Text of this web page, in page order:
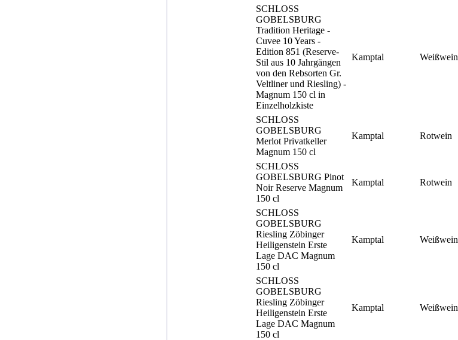
SCHLOSS
GOBELSBURG
Tradition Heritage -
Cuvee 10 Years -
Edition 851 (Reserve-
Stil aus 10 Jahrgängen
von den Rebsorten Gr.
Veltliner und Riesling) -
Magnum 150 cl in
Einzelholzkiste
Kamptal Weißwein
SCHLOSS
GOBELSBURG
Merlot Privatkeller
Magnum 150 cl
Kamptal Rotwein
SCHLOSS
GOBELSBURG Pinot
Noir Reserve Magnum
150 cl
Kamptal Rotwein
SCHLOSS
GOBELSBURG
Riesling Zöbinger
Heiligenstein Erste
Lage DAC Magnum
150 cl
Kamptal Weißwein
SCHLOSS
GOBELSBURG
Riesling Zöbinger
Heiligenstein Erste
Lage DAC Magnum
150 cl
Kamptal Weißwein